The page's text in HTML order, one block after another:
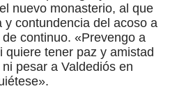
nuevo monasterio, al que
contundencia del acoso a
continuo. «Prevengo a
quiere tener paz y amistad
pesar a Valdediós en